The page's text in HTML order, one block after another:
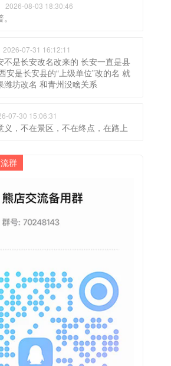
2026-08-03 18:30:46
2026-07-31 16:12:11
不是长安改名改来的 长安一直是县
安是长安县的“上级单位”改的名 就
潍坊改名 和青州没啥关系
07-30 15:06:31
义，不在景区，不在终点，在路上
群